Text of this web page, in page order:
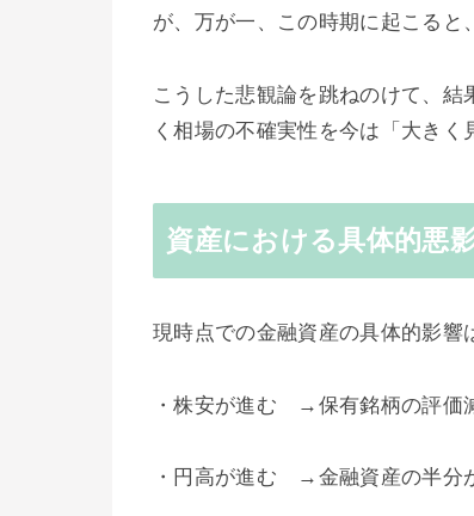
が、万が一、この時期に起こると
こうした悲観論を跳ねのけて、
く相場の不確実性を今は「大きく
資産における具体的悪
現時点での金融資産の具体的影響
・株安が進む →保有銘柄の評価
・円高が進む →金融資産の半分